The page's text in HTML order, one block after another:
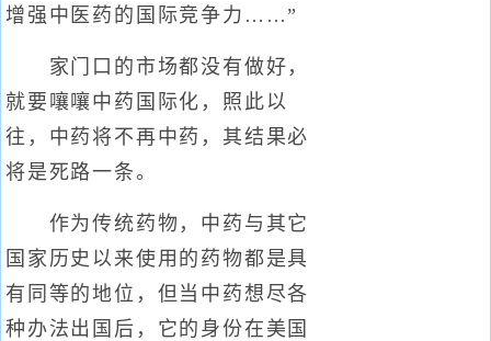
增强中医药的国际竞争力……”
家门口的市场都没有做好，
就要嚷嚷中药国际化，照此以
往，中药将不再中药，其结果必
将是死路一条。
作为传统药物，中药与其它
国家历史以来使用的药物都是具
有同等的地位，但当中药想尽各
种办法出国后，它的身份在美国